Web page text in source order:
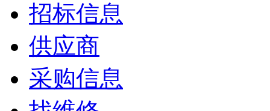
招标信息
供应商
采购信息